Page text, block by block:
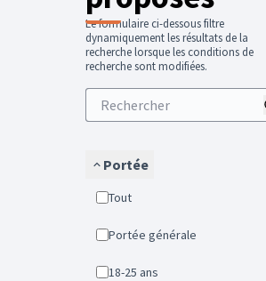
Le formulaire ci-dessous filtre
dynamiquement les résultats de la
recherche lorsque les conditions de
recherche sont modifiées.
Portée
Tout
Portée générale
18-25 ans